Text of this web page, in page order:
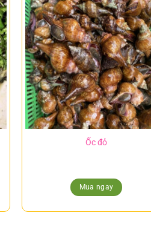
Ốc đỏ
Mua ngay